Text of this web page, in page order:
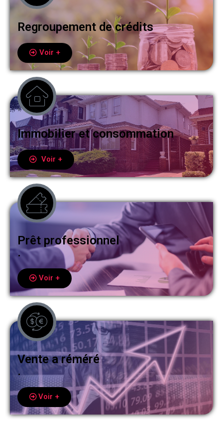
Regroupement de crédits
Voir +
Immobilier et consommation
Voir +
Prêt professionnel
.
Voir +
Vente a réméré
.
Voir +